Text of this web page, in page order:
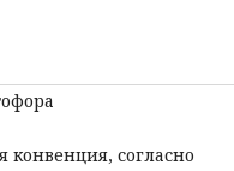
конвенция, согласно